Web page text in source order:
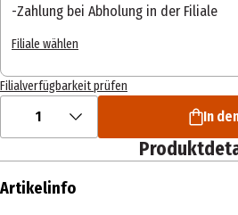
Zahlung bei Abholung in der Filiale
Filiale wählen
Filialverfügbarkeit prüfen
1 In
Artikelinfo